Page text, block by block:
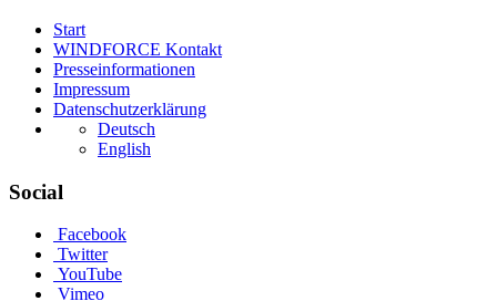
Start
WINDFORCE Kontakt
Presseinformationen
Impressum
Datenschutzerklärung
Deutsch
English
Social
Facebook
Twitter
YouTube
Vimeo